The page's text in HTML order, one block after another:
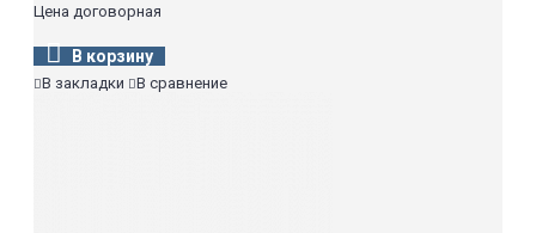
Цена договорная
В корзину
В закладки В сравнение